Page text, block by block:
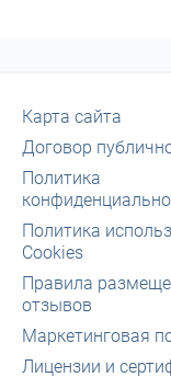
Карта сайта
Договор
Политика
Политика
Cookies
Правила
отзывов
Маркетинговая
Лицензии и